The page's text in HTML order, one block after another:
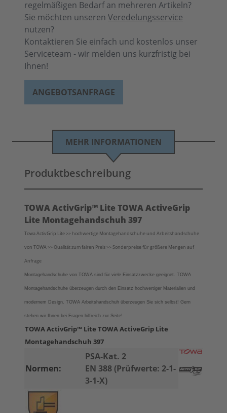
regelmäßigen Bedarf an mehreren Artikeln?
Sie möchten unseren Veredelungsservice
nutzen?
Kontaktieren Sie einfach und kostenlos unser
Serviceteam - wir melden uns kurzfristig bei
Ihnen!
ANGEBOTSANFRAGE
MEHR INFORMATIONEN
Produktbeschreibung
TOWA ActivGrip™ Lite TOWA ActiveGrip
Lite Montagehandschuh 397
Towa ActivGrip Lite >> hochwertige Montagehandschuhe und Arbeitshandschuhe
von TOWA >> Qualität zum fairen Preis >> Sonderpreise für größere Mengen auf
Anfrage
Montagehandschuhe von TOWA sind für viele Einsatzzwecke geeignet. TOWA
Montagehandschuhe überzeugen durch den Einsatz hochwertiger Materialien und
modernem Design. TOWA Arbeitshandschuh überzeugen Sie sich selbst! Gern
stehen wir Ihnen bei Fragen hilfreich zur Seite!
TOWA ActivGrip™ Lite TOWA ActiveGrip Lite
Montagehandschuh 397
Normen:
PSA-Kat. 2
EN 388 (Prüfwerte: 2-1-
3-1-X)